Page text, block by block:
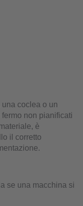
coclea o un
non pianificati
è
il corretto
se una macchina si